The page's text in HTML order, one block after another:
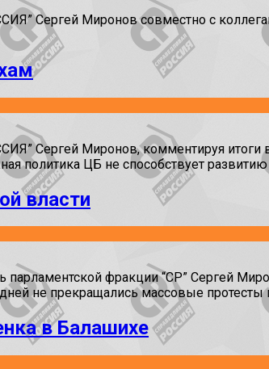
Сергей Миронов совместно с
Сергей Миронов, комментируя итоги
политика ЦБ не способствует развитию
власти
фракции “СР” Сергей
не прекращались массовые
в Балашихе